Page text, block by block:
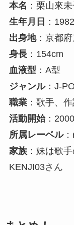
本名 ：栗山來
生年月日 ：
出身地：京都
身長：154cm
血液型 ：A型
ジャンル：J-
職業：歌手、
活動開始：
所属レーベル：
家族：妹は歌
KENJI03さん